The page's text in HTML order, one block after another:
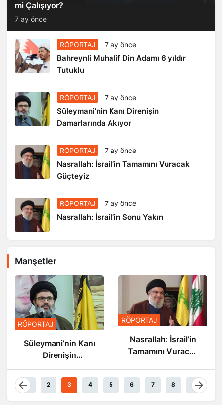
mi Çalışıyor?
7 ay önce
RÖPORTAJ 7 ay önce
Bahreynli Muhalif Din Adamı 6 yıldır
Tutuklu
RÖPORTAJ 7 ay önce
Süleymani’nin Kanı Direnişin
Damarlarında Akıyor
RÖPORTAJ 7 ay önce
Nasrallah: İsrail’in Tamamını Vuracak
Güçteyiz
RÖPORTAJ 7 ay önce
Nasrallah: İsrail’in Sonu Yakın
Manşetler
RÖPORTAJ
Süleymani’nin Kanı
Direnişin
Akıyor
RÖPORTAJ
Nasrallah: İsrail’in
Tamamını Vuracak
1 2 3 4 5 6 7 8 9